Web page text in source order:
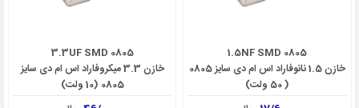
1.5NF SMD 0805
خازن 1.5 نانوفاراد اس ام دی سایز 0805
( 50 ولت)
3.3UF SMD 0805
خازن 3.3 میکروفاراد اس ام دی سایز
0805 (10 ولت)